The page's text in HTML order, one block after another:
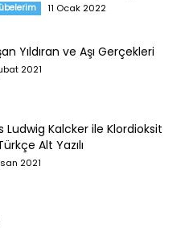
11 Ocak 2022
Yıldıran ve Aşı Gerçekleri
2021
Ludwig Kalcker ile Klordioksit
Alt Yazılı
2021